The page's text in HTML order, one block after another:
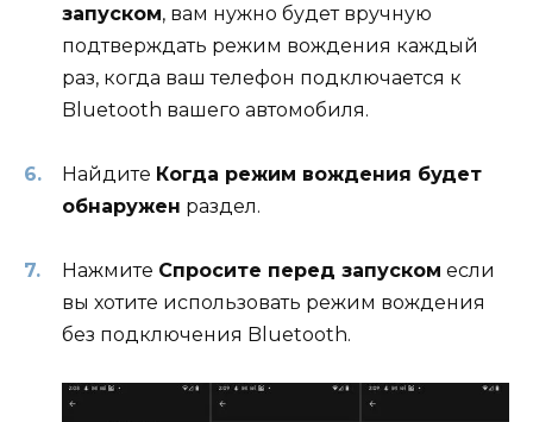
запуском, вам нужно будет вручную
подтверждать режим вождения каждый
раз, когда ваш телефон подключается к
Bluetooth вашего автомобиля.
Найдите Когда режим вождения будет
обнаружен раздел.
Нажмите Спросите перед запуском если
вы хотите использовать режим вождения
без подключения Bluetooth.